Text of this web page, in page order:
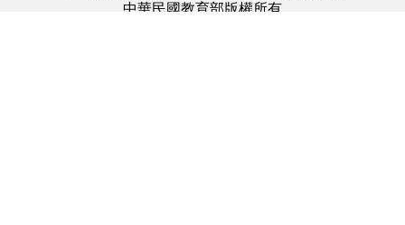
中華民國教育部版權所有